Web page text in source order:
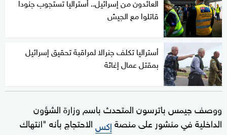
قاتلوا مع الجيش
أستراليا تكلف جنرالا لمراقبة تحقيق إسرائيل
بمقتل عمال إغاثة
ووصف جيمس باترسون المتحدث باسم وزارة الشؤون
الداخلية في منشور على منصةإكسالاحتجاج بأنه "انتهاك